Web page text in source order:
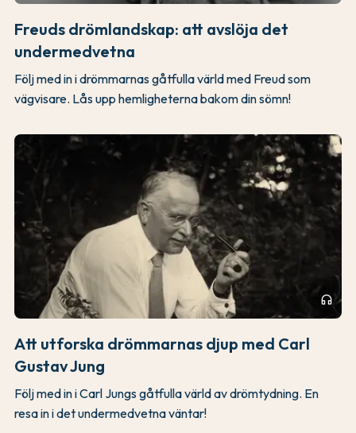
Freuds drömlandskap: att avslöja det
undermedvetna
Följ med in i drömmarnas gåtfulla värld med Freud som
vägvisare. Lås upp hemligheterna bakom din sömn!
headphones
Att utforska drömmarnas djup med Carl
Gustav Jung
Följ med in i Carl Jungs gåtfulla värld av drömtydning. En
resa in i det undermedvetna väntar!